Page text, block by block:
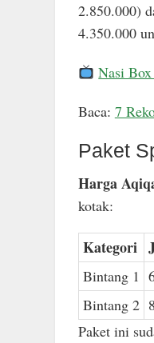
2.850.000)
4.350.000
Nasi
Baca: 7
Paket
Harga
kotak:
Kategori
Bintang 1
Bintang 2
Paket ini